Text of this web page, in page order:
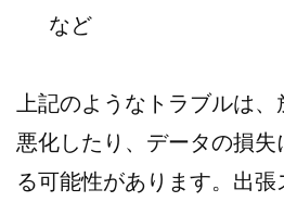
など
上記のようなトラブルは
悪化したり、データの損失
る可能性があります。出